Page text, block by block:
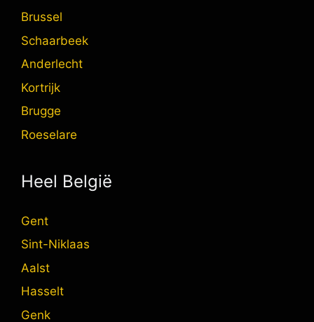
Brussel
Schaarbeek
Anderlecht
Kortrijk
Brugge
Roeselare
Heel België
Gent
Sint-Niklaas
Aalst
Hasselt
Genk